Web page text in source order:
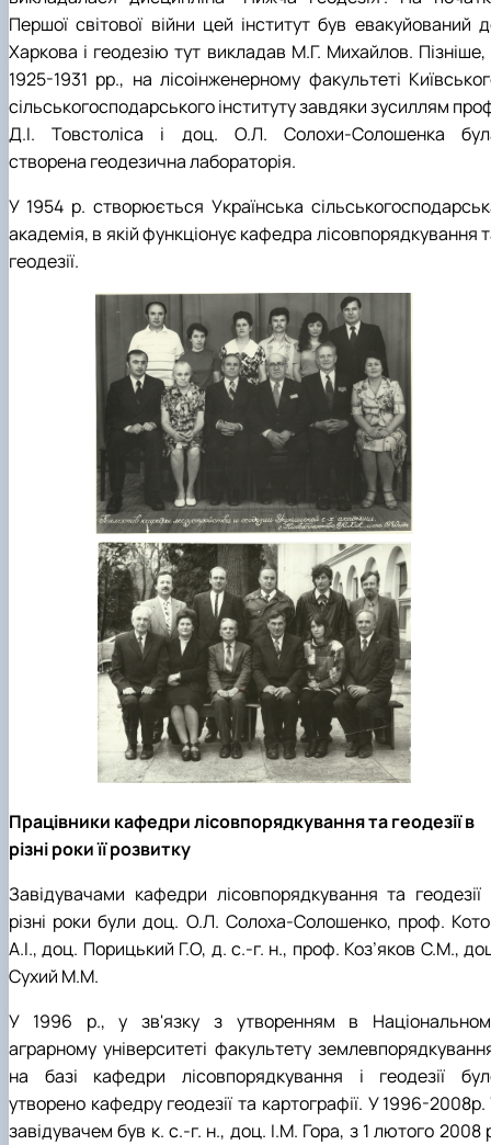
Першої світової війни цей інститут був евакуйований
Харкова і геодезію тут викладав М.Г. Михайлов. Пізніше,
1925-1931 рр., на лісоінженерному факультеті
сільськогосподарського інституту завдяки зусиллям
Д.І. Товстоліса і доц. О.Л. Солохи-Солошенка
створена геодезична лабораторія.
У 1954 р. створюється Українська
академія, в якій функціонує кафедра лісовпорядкування
геодезії.
Працівники кафедри лісовпорядкування та геодезії в
різні роки її розвитку
Завідувачами кафедри лісовпорядкування та геодезії
різні роки були доц. О.Л. Солоха-Солошенко, проф.
А.І., доц. Порицький Г.О, д. с.-г. н., проф. Коз’яков С.М.,
Сухий М.М.
У 1996 р., у зв'язку з утворенням в
аграрному університеті факультету
на базі кафедри лісовпорядкування і геодезії
утворено кафедру геодезії та картографії. У 1996-2008р.
завідувачем був к. с.-г. н., доц. І.М. Гора, з 1 лютого 2008